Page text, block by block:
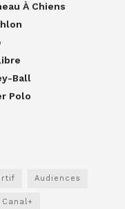
À Chiens
Ball
Polo
Audiences
Canal+